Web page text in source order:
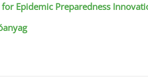
Epidemic Preparedness